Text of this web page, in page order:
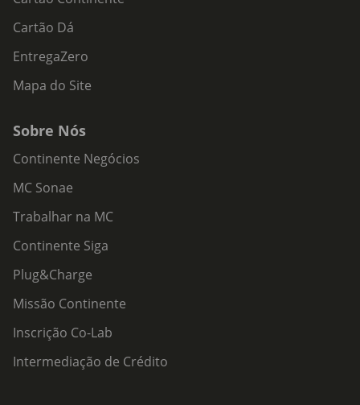
Cartão Dá
EntregaZero
Mapa do Site
Sobre Nós
Continente Negócios
MC Sonae
Trabalhar na MC
Continente Siga
Plug&Charge
Missão Continente
Inscrição Co-Lab
Intermediação de Crédito